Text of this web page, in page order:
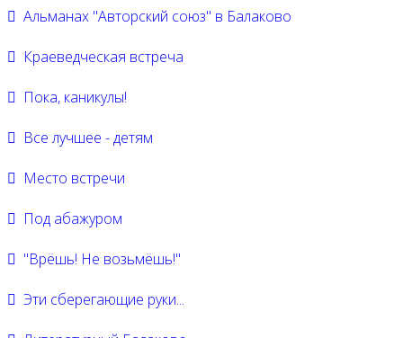
Альманах "Авторский союз" в Балаково
Краеведческая встреча
Пока, каникулы!
Все лучшее - детям
Место встречи
Под абажуром
"Врёшь! Не возьмёшь!"
Эти сберегающие руки...